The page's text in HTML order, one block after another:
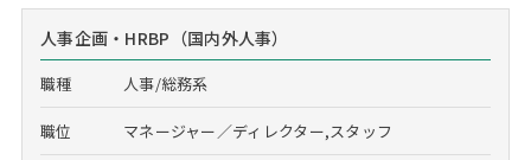
人事企画・HRBP（国内外人事）
職種 人事/総務系
職位 マネージャー／ディレクター,スタッフ